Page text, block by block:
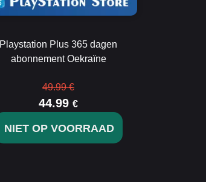
Playstation Plus 365 dagen
abonnement Oekraïne
49.99 €
44.99 €
NIET OP VOORRAAD